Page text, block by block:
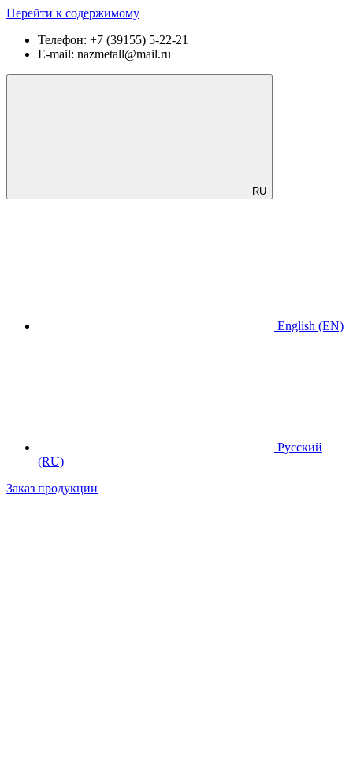
Перейти к содержимому
Телефон: +7 (39155) 5-22-21
E-mail: nazmetall@mail.ru
RU
English (EN)
Русский
(RU)
Заказ продукции